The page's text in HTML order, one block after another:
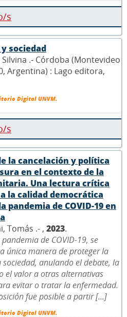
s
sociedad
.- Córdoba (Montevideo
Argentina) : Lago editora,
Digital UNVM.
s
la cancelación y política
en el contexto de la
Una lectura crítica
la calidad democrática
pandemia de COVID-19 en
Tomás .- , 2023.
de COVID-19, se
única manera de proteger la
sociedad, anulando el debate, la
el valor a otras alternativas
evitar o tratar la enfermedad.
fue posible a partir [...]
Digital UNVM.